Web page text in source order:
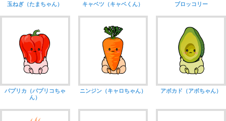
玉ねぎ（たまちゃん） キャベツ（キャベくん） ブロッコリー
パプリカ（パプリコちゃ
ん）
ニンジン（キャロちゃん） アボカド（アボちゃん）